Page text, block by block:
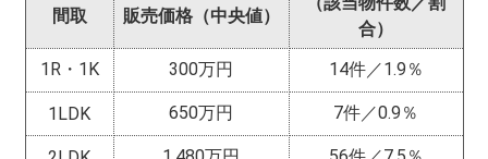
間取 販売価格（中央値）
合）
1R・1K
300万円 14件／1.9％
1LDK 650万円 7件／0.9％